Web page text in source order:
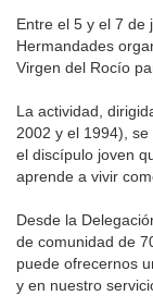
Entre el 5 y el 7 de
Hermandades
Virgen del Rocío
La actividad,
2002 y el 1994),
el discípulo joven
aprende a vivir
Desde la
de comunidad de
puede ofrecernos
y en nuestro